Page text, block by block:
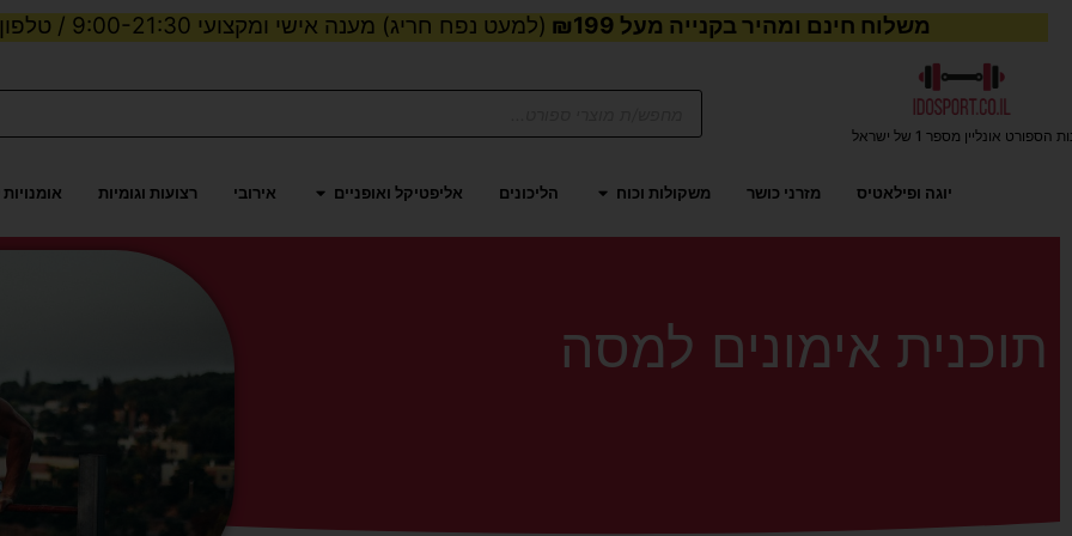
משלוח חינם ומהיר בקנייה מעל ₪199 (למעט נפח חריג) מענה אישי ומקצועי 9:00-21:30 / טלפון:
הספורט אונליין מספר 1 של ישראל
Products
יוגה ופילאטיס מזרני כושר משקולות וכוח פתח משקולות וכוח
הליכונים אליפטיקל ואופניים פתח אליפטיקל ואופניים
אירובי רצועות וגומיות
תוכנית אימונים למסה